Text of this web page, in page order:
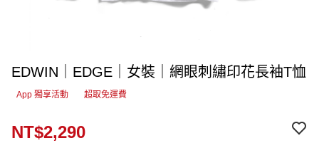
EDWIN｜EDGE｜女裝｜網眼刺繡印花長袖T恤
App 獨享活動 超取免運費
NT$2,290